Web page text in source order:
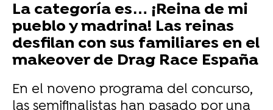
La categoría es… ¡Reina de mi
pueblo y madrina! Las reinas
desfilan con sus familiares en el
makeover de Drag Race España
En el noveno programa del concurso,
las semifinalistas han pasado por una